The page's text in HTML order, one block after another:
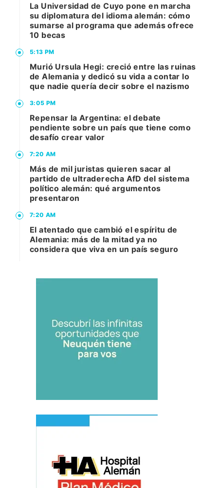
La Universidad de Cuyo pone en marcha
su diplomatura del idioma alemán: cómo
sumarse al programa que además ofrece
10 becas
5:13 PM
Murió Ursula Hegi: creció entre las ruinas
de Alemania y dedicó su vida a contar lo
que nadie quería decir sobre el nazismo
3:05 PM
Repensar la Argentina: el debate
pendiente sobre un país que tiene como
desafío crear valor
7:20 AM
Más de mil juristas quieren sacar al
partido de ultraderecha AfD del sistema
político alemán: qué argumentos
presentaron
7:20 AM
El atentado que cambió el espíritu de
Alemania: más de la mitad ya no
considera que viva en un país seguro